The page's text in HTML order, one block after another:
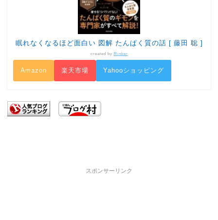
眠れなくなるほど面白い 図解 たんぱく質の話 [ 藤田 聡 ]
created by Rinker
Amazon 楽天市場 Yahooショッピング
スポンサーリンク